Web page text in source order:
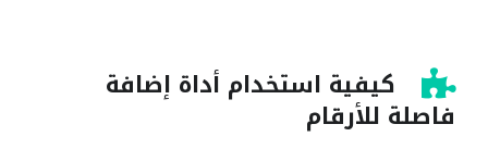
كيفية استخدام أداة إضافة
فاصلة للأرقام